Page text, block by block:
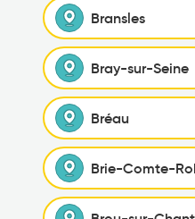
Bransles
Bray-sur-Seine
Bréau
Brie-Comte-